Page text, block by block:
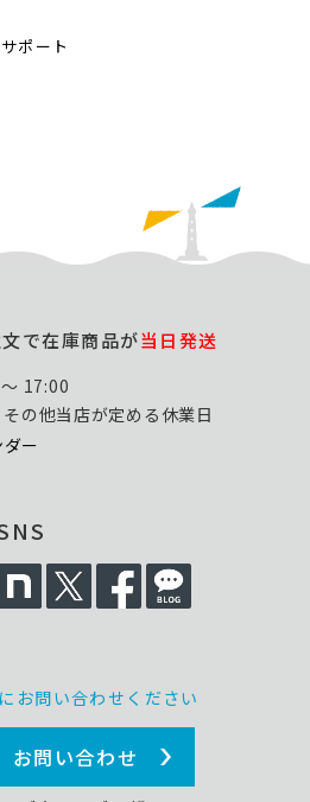
ポート
で在庫商品が当日発送
17:00
の他当店が定める休業日
ー
お問い合わせください
お問い合わせ